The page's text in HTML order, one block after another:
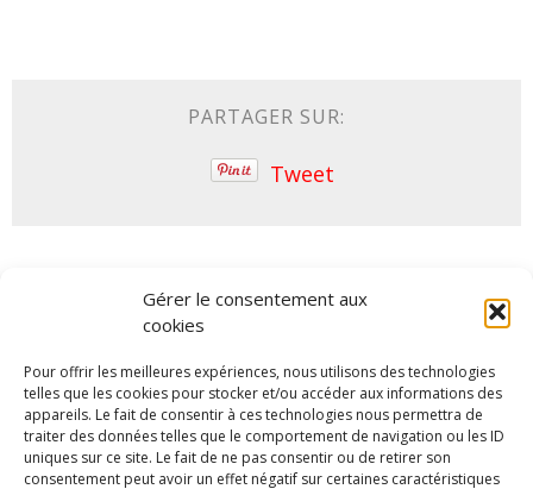
Gérer le consentement aux
cookies
Pour offrir les meilleures expériences, nous utilisons des technologies
telles que les cookies pour stocker et/ou accéder aux informations des
appareils. Le fait de consentir à ces technologies nous permettra de
traiter des données telles que le comportement de navigation ou les ID
uniques sur ce site. Le fait de ne pas consentir ou de retirer son
consentement peut avoir un effet négatif sur certaines caractéristiques
PARTAGER SUR:
Tweet